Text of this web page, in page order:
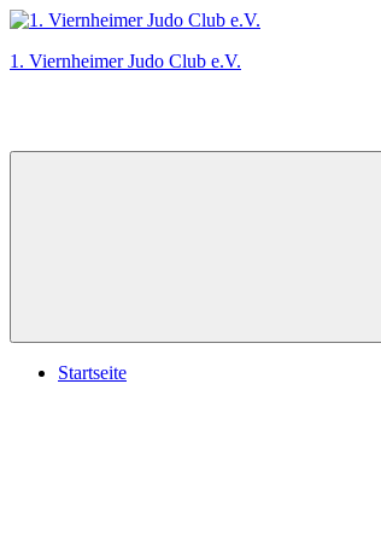
Zum
springen
1. Viernheimer Judo Club e.V.
Startseite